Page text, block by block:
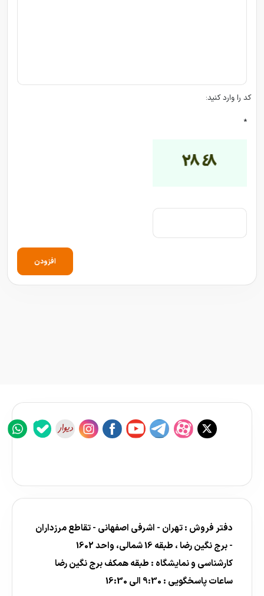
کد را وارد کنید:
*
افزودن
دفتر فروش : تهران - اشرفی اصفهانی - تقاطع مرزداران
- برج نگین رضا ، طبقه 16 شمالی، واحد 1602
کارشناسی و نمایشگاه : طبقه همکف برج نگین رضا
ساعات پاسخگویی : 9:30 الی 16:30